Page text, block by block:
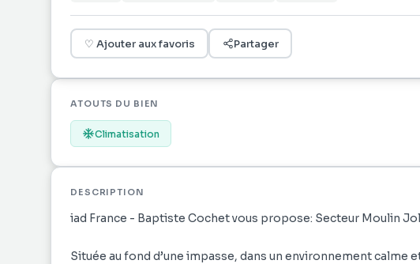
♡ Ajouter aux favoris Partager
ATOUTS DU BIEN
Climatisation
DESCRIPTION
iad France - Baptiste Cochet vous propose: Secteur Moulin
Située au fond d’une impasse, dans un environnement